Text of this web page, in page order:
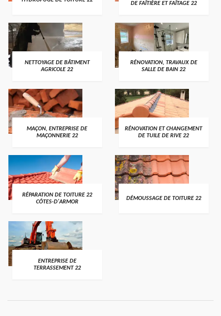
DE FAÎTIÈRE ET FAÎTAGE 22
NETTOYAGE DE BÂTIMENT
AGRICOLE 22
RÉNOVATION, TRAVAUX DE
SALLE DE BAIN 22
MAÇON, ENTREPRISE DE
MAÇONNERIE 22
RÉNOVATION ET CHANGEMENT
DE TUILE DE RIVE 22
RÉPARATION DE TOITURE 22
CÔTES-D'ARMOR
DÉMOUSSAGE DE TOITURE 22
ENTREPRISE DE
TERRASSEMENT 22